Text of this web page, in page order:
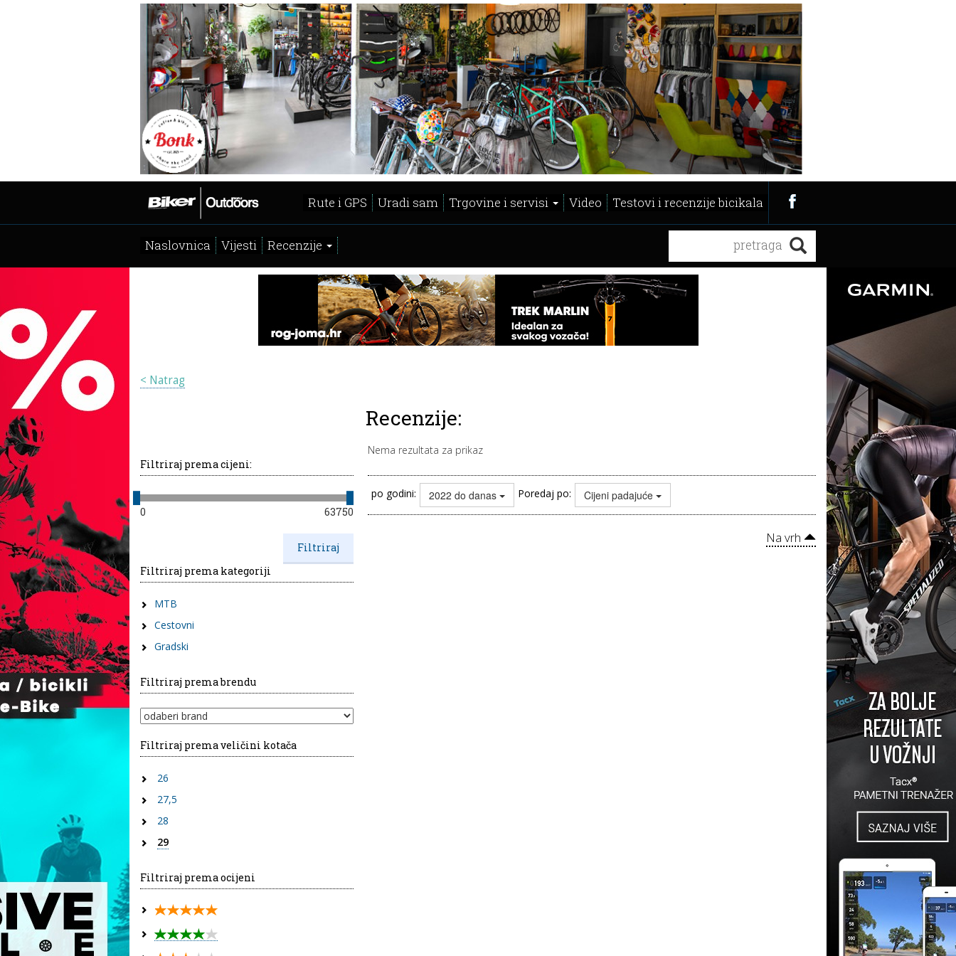
Rute i GPS Uradi sam Trgovine i servisi Video Testovi i recenzije bicikala
Naslovnica Vijesti Recenzije
< Natrag
Recenzije:
Nema rezultata za prikaz
Filtriraj prema cijeni:
0 63750
Filtriraj prema kategoriji
MTB
Cestovni
Gradski
Filtriraj prema brendu
Filtriraj prema veličini kotača
26
27,5
28
29
Filtriraj prema ocijeni
po godini: 2022 do danas Poredaj po: Cijeni padajuće
Na vrh